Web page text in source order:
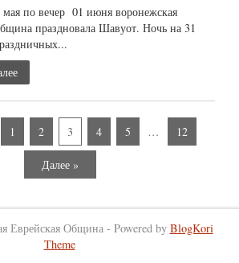
мая по вечер 01 июня воронежская
праздновала Шавуот. Ночь на 31
1 2 3 4 5 … 12
Далее »
Еврейская Община - Powered by BlogKori
Theme